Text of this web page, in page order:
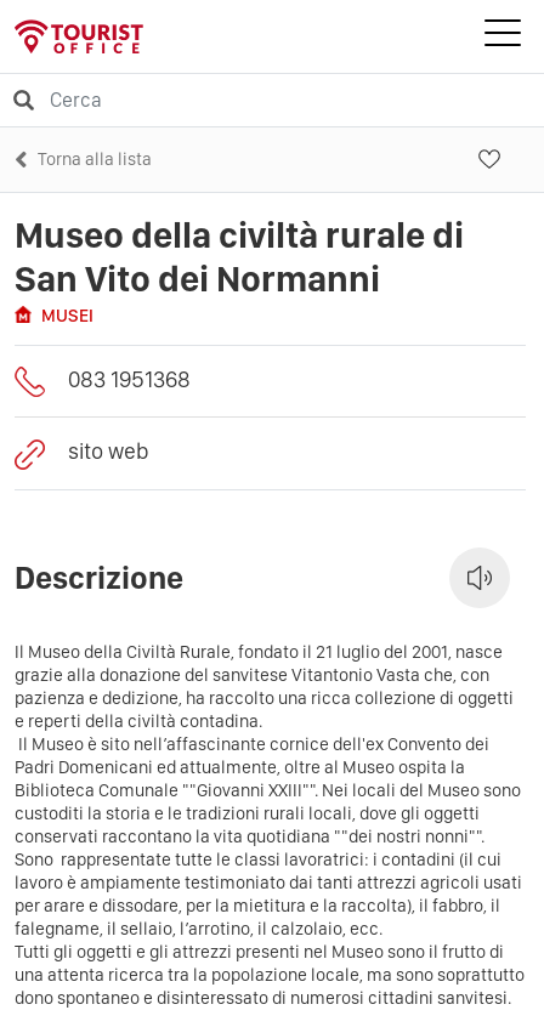
Torna alla lista
Museo della civiltà rurale di
San Vito dei Normanni
MUSEI
083 1951368
sito web
Descrizione
Il Museo della Civiltà Rurale, fondato il 21 luglio del 2001, nasce
grazie alla donazione del sanvitese Vitantonio Vasta che, con
pazienza e dedizione, ha raccolto una ricca collezione di oggetti
e reperti della civiltà contadina.
Il Museo è sito nell’affascinante cornice dell'ex Convento dei
Padri Domenicani ed attualmente, oltre al Museo ospita la
Biblioteca Comunale ""Giovanni XXIII"". Nei locali del Museo sono
custoditi la storia e le tradizioni rurali locali, dove gli oggetti
conservati raccontano la vita quotidiana ""dei nostri nonni"".
Sono rappresentate tutte le classi lavoratrici: i contadini (il cui
lavoro è ampiamente testimoniato dai tanti attrezzi agricoli usati
per arare e dissodare, per la mietitura e la raccolta), il fabbro, il
falegname, il sellaio, l’arrotino, il calzolaio, ecc.
Tutti gli oggetti e gli attrezzi presenti nel Museo sono il frutto di
una attenta ricerca tra la popolazione locale, ma sono soprattutto
dono spontaneo e disinteressato di numerosi cittadini sanvitesi.